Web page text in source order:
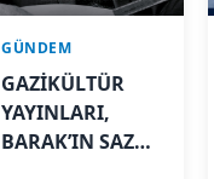
GÜNDEM
GAZİKÜLTÜR
YAYINLARI,
BARAK’IN SAZLA